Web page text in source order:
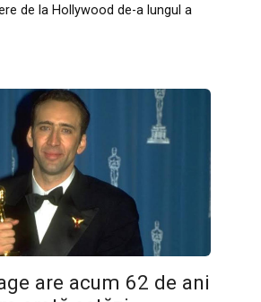
de la Hollywood de-a lungul a
are acum 62 de ani